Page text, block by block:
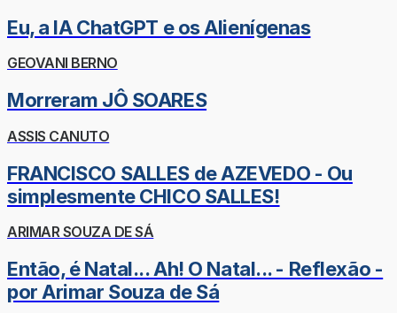
Eu, a IA ChatGPT e os Alienígenas
GEOVANI BERNO
Morreram JÔ SOARES
ASSIS CANUTO
FRANCISCO SALLES de AZEVEDO - Ou
simplesmente CHICO SALLES!
ARIMAR SOUZA DE SÁ
Então, é Natal... Ah! O Natal... - Reflexão -
por Arimar Souza de Sá